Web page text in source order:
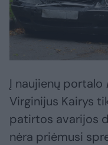
Į naujienų portalo
Virginijus Kairys
patirtos avarijos
nėra priėmusi